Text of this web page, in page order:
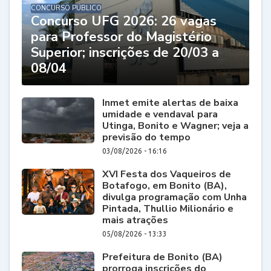
CONCURSO PÚBLICO
Concurso UFG 2026: 26 vagas
para Professor do Magistério
Superior; inscrições de 20/03 a
08/04
Inmet emite alertas de baixa
umidade e vendaval para
Utinga, Bonito e Wagner; veja a
previsão do tempo
03/08/2026 - 16:16
XVI Festa dos Vaqueiros de
Botafogo, em Bonito (BA),
divulga programação com Unha
Pintada, Thullio Milionário e
mais atrações
05/08/2026 - 13:33
Prefeitura de Bonito (BA)
prorroga inscrições do